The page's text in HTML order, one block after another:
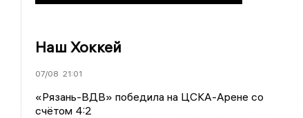
Наш Хоккей
07/08 21:01
«Рязань-ВДВ» победила на ЦСКА-Арене со
счётом 4:2